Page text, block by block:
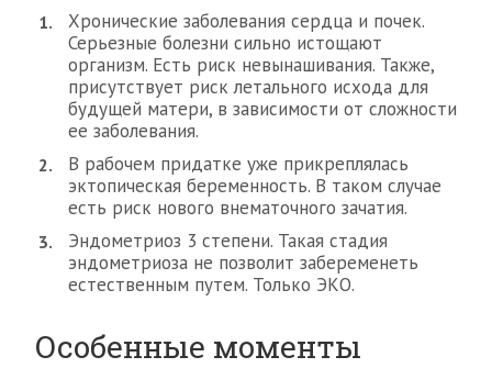
Хронические заболевания сердца и почек.
Серьезные болезни сильно истощают
организм. Есть риск невынашивания. Также,
присутствует риск летального исхода для
будущей матери, в зависимости от сложности
ее заболевания.
В рабочем придатке уже прикреплялась
эктопическая беременность. В таком случае
есть риск нового внематочного зачатия.
Эндометриоз 3 степени. Такая стадия
эндометриоза не позволит забеременеть
естественным путем. Только ЭКО.
Особенные моменты